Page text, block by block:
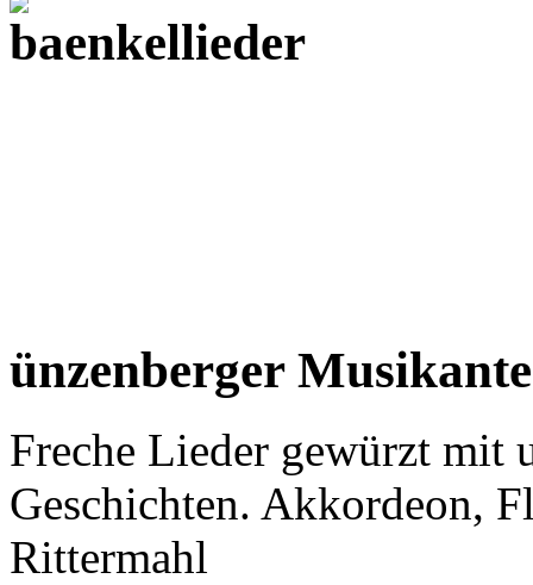
ünzenberger
Freche Lieder gewürzt mit
Geschichten. Akkordeon,
Rittermahl